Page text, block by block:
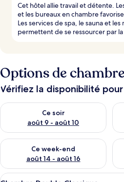
Cet hôtel allie travail et détente.
et les bureaux en chambre
Les services de spa, le sauna et les
permettent de se ressourcer par la
Options de chambre
Vérifiez la disponibilité
Ce soir
août 9 - août 10
Vérifier la disponibilité pour ce soir
Ce week-end
août 14 - août 16
Vérifier la disponibilité pour ce
Afficher